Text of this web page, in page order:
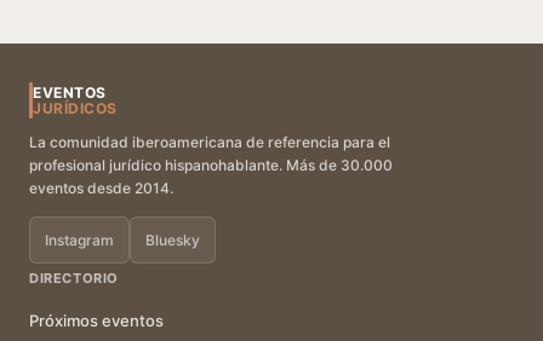
EVENTOS
JURÍDICOS
La comunidad iberoamericana de referencia para el
profesional jurídico hispanohablante. Más de 30.000
eventos desde 2014.
Instagram Bluesky
DIRECTORIO
Próximos eventos